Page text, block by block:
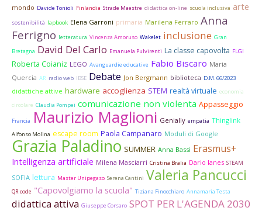
mondo Davide Tonioli Finlandia Strade Maestre didattica on-line scuola inclusiva arte
sostenibilità lapbook Elena Garroni primaria Marilena Ferraro Anna
Ferrigno letteratura Vincenza Amoruso Wakelet inclusione Gran
Bretagna David Del Carlo Emanuela Pulvirenti La classe capovolta FLGI
Roberta Coianiz LEGO Avanguardie educative Fabio Biscaro Maria
Quercia AR radio web IBSE Debate Jon Bergmann biblioteca D.M. 66/2023
didattiche attive hardware accoglienza STEM realtà virtuale economia
circolare Claudia Pompei comunicazione non violenta Appasseggio
Francia Maurizio Maglioni Genially empatia Thinglink
Alfonso Molina escape room Paola Campanaro Moduli di Google
Grazia Paladino SUMMER Anna Bassi Erasmus+
Intelligenza artificiale Milena Masciarri Cristina Bralia Dario Ianes STEAM
SOFIA lettura Master Unipegaso Serena Cantini Valeria Pancucci
QR code "Capovolgiamo la scuola" Tiziana Finocchiaro Annamaria Testa
didattica attiva Giuseppe Corsaro SPOT PER L'AGENDA 2030